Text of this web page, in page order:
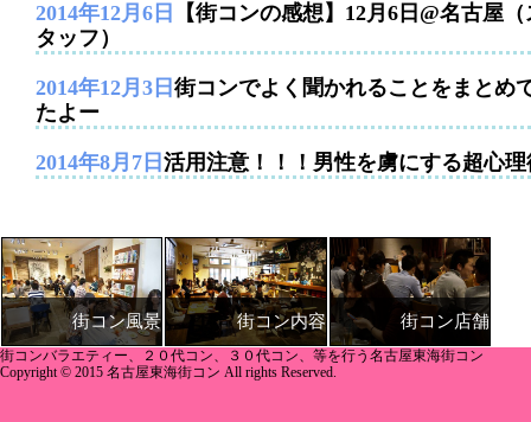
2014年12月6日
【街コンの感想】12月6日@名古屋（
タッフ）
2014年12月3日 街コンでよく聞かれることをまとめ
たよー
2014年8月7日 活用注意！！！男性を虜にする超心理
街コン風景 街コン内容 街コン店舗
街コンバラエティー、２０代コン、３０代コン、等を行う名古屋東海街コン
Copyright © 2015 名古屋東海街コン All rights Reserved.